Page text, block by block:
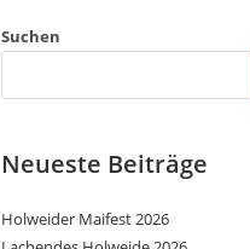
Suchen
Neueste Beiträge
Holweider Maifest 2026